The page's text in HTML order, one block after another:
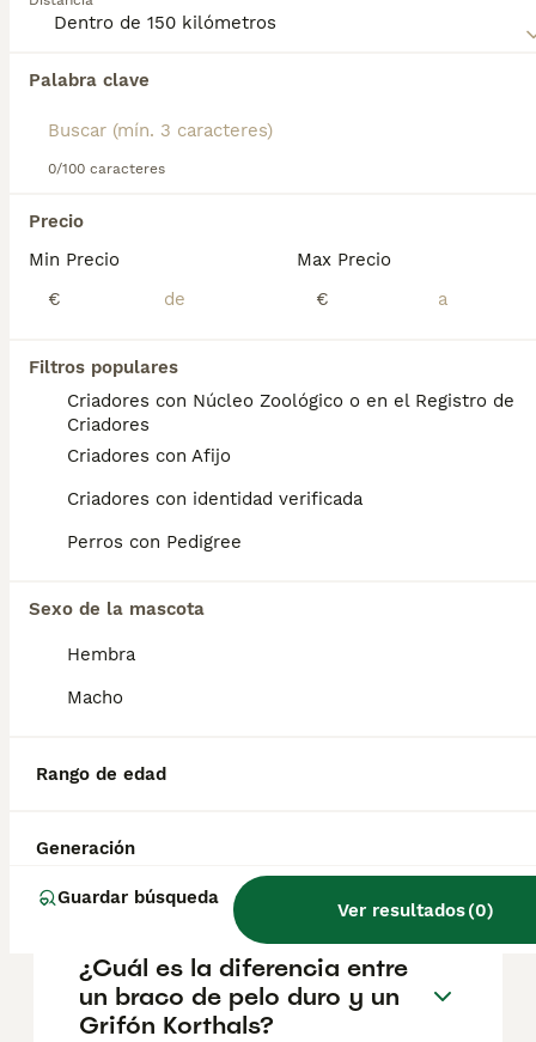
Palabra clave
0/100 caracteres
Precio
Min Precio
€
Max Precio
€
Filtros populares
Criadores con Núcleo Zoológico o en el Registro de
Criadores
Criadores con Afijo
Criadores con identidad verificada
Perros con Pedigree
Sexo de la mascota
Hembra
Macho
Rango de edad
Generación
Guardar búsqueda
Ver resultados(0)
Muestra Korthals de Pelo Duro
de Pelo Duro Cachorros en venta en Xinzo de
Guardar búsqueda
¿Es el grifón de Korthal un
buen perro de familia?
de perros de trabajo: los grifones también
tienen un lado tierno que adora los mimos
¿Cuánto cuesta un perro
¿Cuál es la diferencia entre
un braco de pelo duro y un
Grifón Korthals?